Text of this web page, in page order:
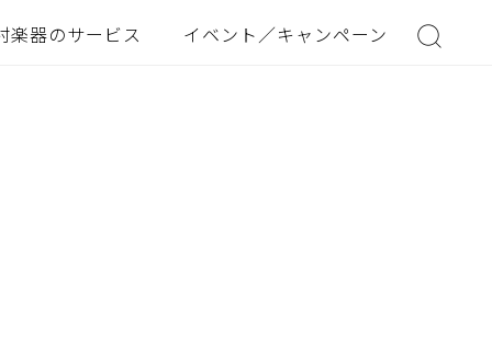
楽器のサービス イベント／キャンペーン